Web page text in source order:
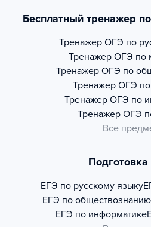
Бесплатный тренажер
Тренажер ОГЭ по
Тренажер ОГЭ по
Тренажер ОГЭ по
Тренажер ОГЭ по
Тренажер ОГЭ по
Тренажер ОГЭ
Все
ЕГЭ по русскому языку
ЕГЭ по обществознанию
ЕГЭ по информатике